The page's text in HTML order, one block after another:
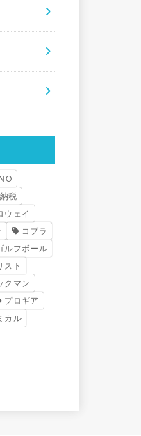
税
ウェイ
コブラ
ルフボール
スト
クマン
プロギア
カル